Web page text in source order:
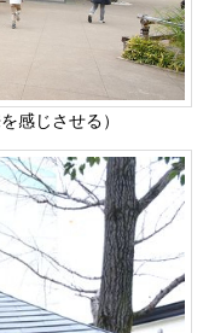
感じさせる）